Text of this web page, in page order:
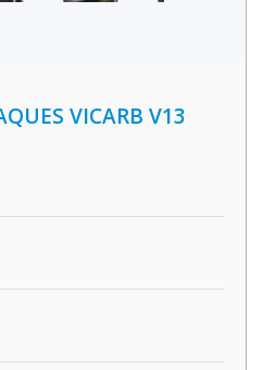
VICARB V13